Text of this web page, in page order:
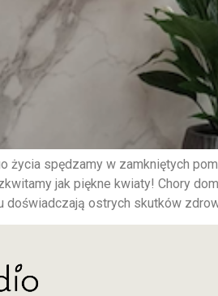
życia spędzamy w zamkniętych
jak piękne kwiaty! Chory
doświadczają ostrych skutków